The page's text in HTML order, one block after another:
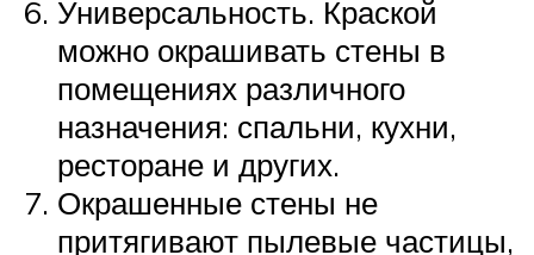
Универсальность. Краской
можно окрашивать стены в
помещениях различного
назначения: спальни, кухни,
ресторане и других.
Окрашенные стены не
притягивают пылевые частицы,